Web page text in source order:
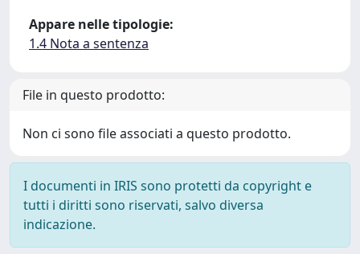
Appare nelle tipologie:
1.4 Nota a sentenza
File in questo prodotto:
Non ci sono file associati a questo prodotto.
I documenti in IRIS sono protetti da copyright e
tutti i diritti sono riservati, salvo diversa
indicazione.